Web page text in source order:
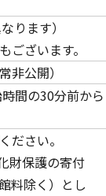
ります）
ざいます。
非公開）
間の30分前から
ださい。
財保護の寄付
料除く）とし